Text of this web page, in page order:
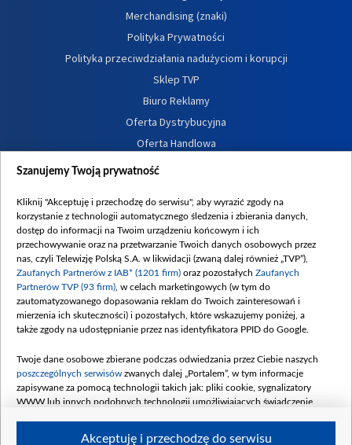
Merchandising (znaki)
Polityka Prywatności
Polityka przeciwdziałania nadużyciom i korupcji
Sklep TVP
Biuro Reklamy
Oferta Dystrybucyjna
Oferta Handlowa
Dostępność
Procedura zgłoszeń wewnętrznych
Szanujemy Twoją prywatność
Kliknij "Akceptuję i przechodzę do serwisu", aby wyrazić zgody na
korzystanie z technologii automatycznego śledzenia i zbierania danych,
dostęp do informacji na Twoim urządzeniu końcowym i ich
przechowywanie oraz na przetwarzanie Twoich danych osobowych przez
nas, czyli Telewizję Polską S.A. w likwidacji (zwaną dalej również „TVP”),
Zaufanych Partnerów z IAB* (1201 firm) oraz pozostałych Zaufanych
Partnerów TVP (93 firm) , w celach marketingowych (w tym do
zautomatyzowanego dopasowania reklam do Twoich zainteresowań i
mierzenia ich skuteczności) i pozostałych, które wskazujemy poniżej, a
także zgody na udostępnianie przez nas identyfikatora PPID do Google.
Twoje dane osobowe zbierane podczas odwiedzania przez Ciebie naszych
poszczególnych serwisów zwanych dalej „Portalem”, w tym informacje
zapisywane za pomocą technologii takich jak: pliki cookie, sygnalizatory
WWW lub innych podobnych technologii umożliwiających świadczenie
Akceptuję i przechodzę do serwisu